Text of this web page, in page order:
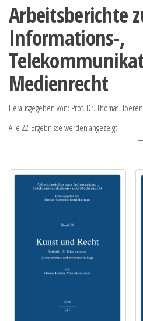
Arbeitsberichte
Informations-,
Medienrecht
Herausgegeben von: Prof. Dr. Thomas
Alle 22 Ergebnisse werden angezeigt